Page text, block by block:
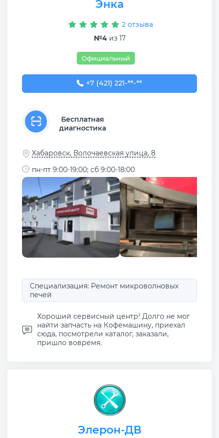
Энка
2 отзыва
№4из 17
Официальный
+7 (421) 221-60-39
+7 (421) 221-**-**
Бесплатная
диагностика
Хабаровск, Волочаевская улица, 8
пн-пт 9:00-19:00; сб 9:00-18:00
Специализация: Ремонт микроволновых
печей
Хороший сервисный центр! Долго не мог
найти запчасть на Кофемашину, приехал
сюда, посмотрели каталог, заказали,
пришло вовремя.
Элерон-ДВ